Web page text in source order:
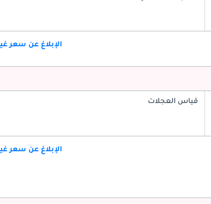
الإبلاغ عن سعر
قياس العجلات
الإبلاغ عن سعر